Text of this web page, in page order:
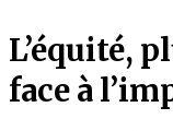
L’équité,
face à